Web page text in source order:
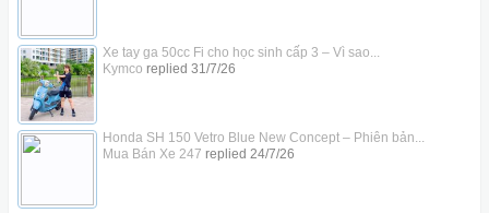
Xe tay ga 50cc Fi cho học sinh cấp 3 – Vì sao...
Kymco replied 31/7/26
Honda SH 150 Vetro Blue New Concept – Phiên bản...
Mua Bán Xe 247 replied 24/7/26